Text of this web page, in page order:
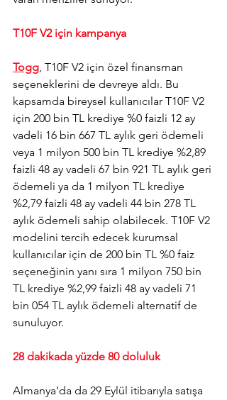
T10F V2 için kampanya
Togg, T10F V2 için özel finansman
seçeneklerini de devreye aldı. Bu
kapsamda bireysel kullanıcılar T10F V2
için 200 bin TL krediye %0 faizli 12 ay
vadeli 16 bin 667 TL aylık geri ödemeli
veya 1 milyon 500 bin TL krediye %2,89
faizli 48 ay vadeli 67 bin 921 TL aylık geri
ödemeli ya da 1 milyon TL krediye
%2,79 faizli 48 ay vadeli 44 bin 278 TL
aylık ödemeli sahip olabilecek. T10F V2
modelini tercih edecek kurumsal
kullanıcılar için de 200 bin TL %0 faiz
seçeneğinin yanı sıra 1 milyon 750 bin
TL krediye %2,99 faizli 48 ay vadeli 71
bin 054 TL aylık ödemeli alternatif de
sunuluyor.
28 dakikada yüzde 80 doluluk
Almanya’da da 29 Eylül itibarıyla satışa